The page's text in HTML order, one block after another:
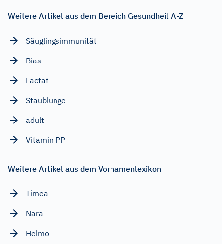
Weitere Artikel aus dem Bereich Gesundheit A-Z
Säuglingsimmunität
Bias
Lactat
Staublunge
adult
Vitamin PP
Weitere Artikel aus dem Vornamenlexikon
Timea
Nara
Helmo